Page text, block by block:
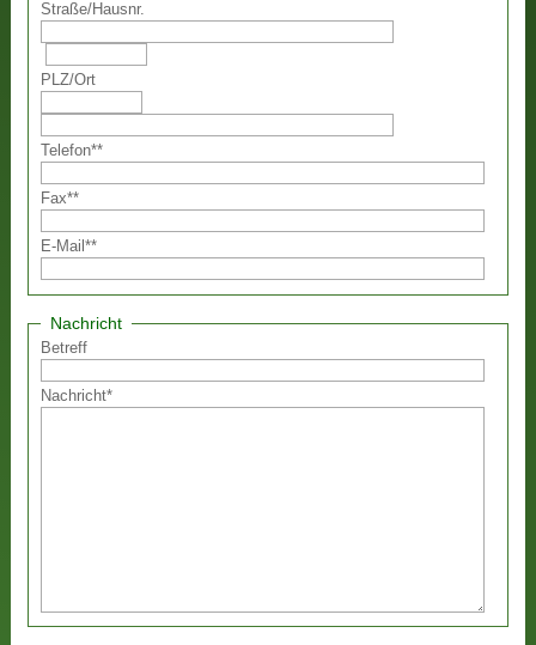
Straße/Hausnr.
PLZ/Ort
Telefon**
Fax**
E-Mail **
Nachricht
Betreff
Nachricht*